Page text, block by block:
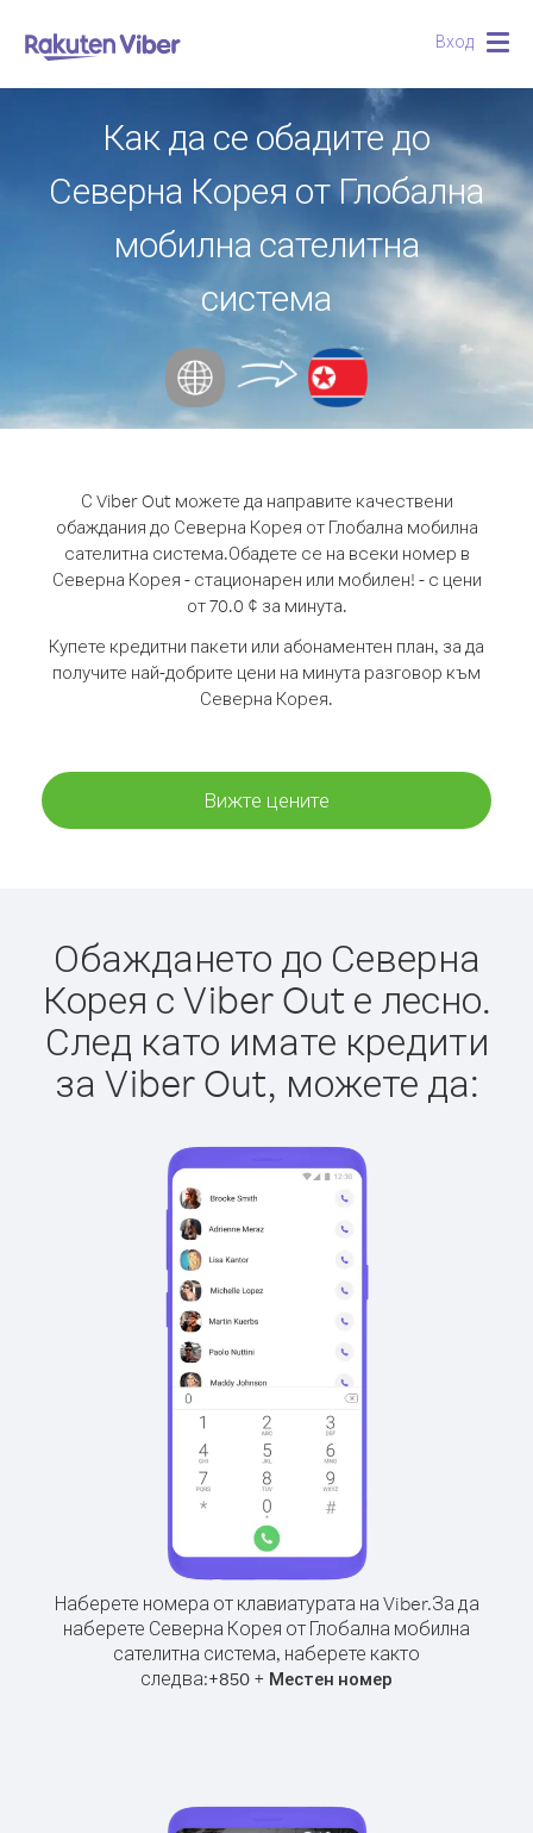
Вход
Как да се обадите до
Северна Корея от Глобална
мобилна сателитна
система
С Viber Out можете да направите качествени
обаждания до Северна Корея от Глобална мобилна
сателитна система.Обадете се на всеки номер в
Северна Корея - стационарен или мобилен! - с цени
от 70.0 ¢ за минута.
Купете кредитни пакети или абонаментен план, за да
получите най-добрите цени на минута разговор към
Северна Корея.
Вижте цените
Обаждането до Северна
Корея с Viber Out е лесно.
След като имате кредити
за Viber Out, можете да:
Наберете номера от клавиатурата на Viber.За да
наберете Северна Корея от Глобална мобилна
сателитна система, наберете както
следва:+850 + Местен номер